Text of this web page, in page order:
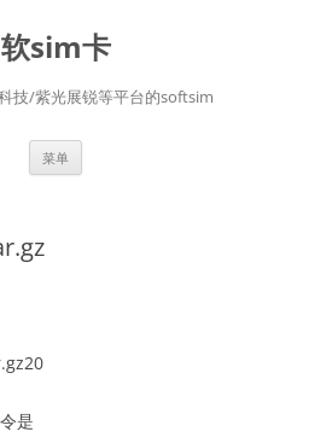
软sim卡
技/紫光展锐等平台的softsim
菜单
是